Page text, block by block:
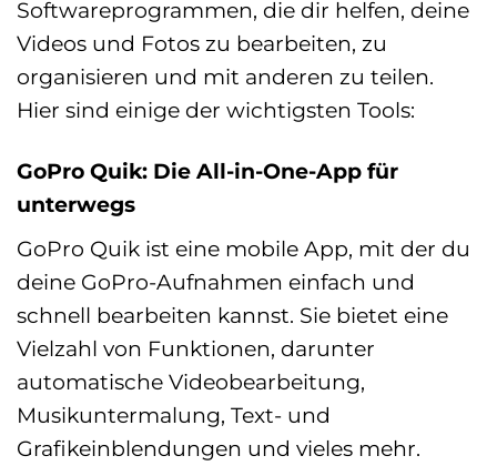
Softwareprogrammen, die dir helfen, deine
Videos und Fotos zu bearbeiten, zu
organisieren und mit anderen zu teilen.
Hier sind einige der wichtigsten Tools:
GoPro Quik: Die All-in-One-App für
unterwegs
GoPro Quik ist eine mobile App, mit der du
deine GoPro-Aufnahmen einfach und
schnell bearbeiten kannst. Sie bietet eine
Vielzahl von Funktionen, darunter
automatische Videobearbeitung,
Musikuntermalung, Text- und
Grafikeinblendungen und vieles mehr.